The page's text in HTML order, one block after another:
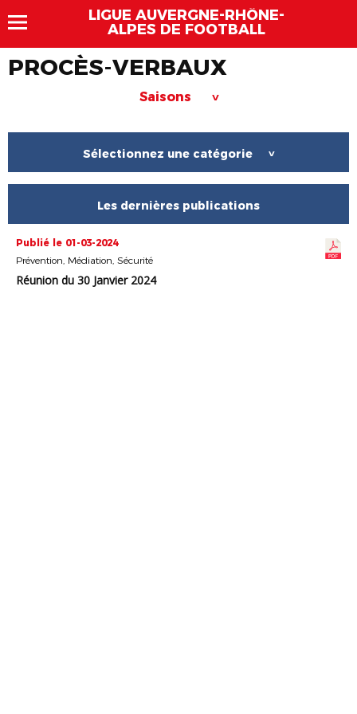
LIGUE AUVERGNE-RHÔNE-
ALPES DE FOOTBALL
PROCÈS-VERBAUX
Saisons >
Sélectionnez une catégorie >
Les dernières publications
Publié le 01-03-2024
Prévention, Médiation, Sécurité
Réunion du 30 Janvier 2024